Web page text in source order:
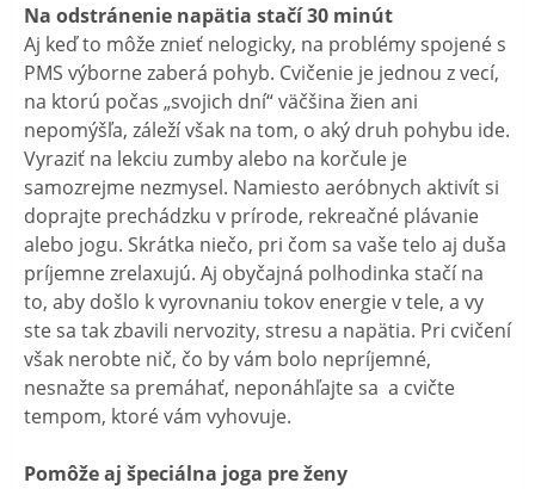
Na odstránenie napätia stačí 30 minút
Aj keď to môže znieť nelogicky, na problémy spojené s
PMS výborne zaberá pohyb. Cvičenie je jednou z vecí,
na ktorú počas „svojich dní“ väčšina žien ani
nepomýšľa, záleží však na tom, o aký druh pohybu ide.
Vyraziť na lekciu zumby alebo na korčule je
samozrejme nezmysel. Namiesto aeróbnych aktivít si
doprajte prechádzku v prírode, rekreačné plávanie
alebo jogu. Skrátka niečo, pri čom sa vaše telo aj duša
príjemne zrelaxujú. Aj obyčajná polhodinka stačí na
to, aby došlo k vyrovnaniu tokov energie v tele, a vy
ste sa tak zbavili nervozity, stresu a napätia. Pri cvičení
však nerobte nič, čo by vám bolo nepríjemné,
nesnažte sa premáhať, neponáhľajte sa a cvičte
tempom, ktoré vám vyhovuje.
Pomôže aj špeciálna joga pre ženy